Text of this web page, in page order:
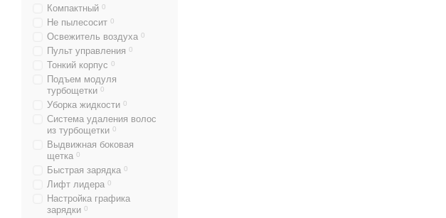
Компактный 0
Не пылесосит 0
Освежитель воздуха 0
Пульт управления 0
Тонкий корпус 0
Подъем модуля
турбощетки 0
Уборка жидкости 0
Система удаления волос
из турбощетки 0
Выдвижная боковая
щетка 0
Быстрая зарядка 0
Лифт лидера 0
Настройка графика
зарядки 0